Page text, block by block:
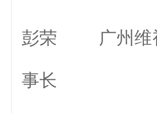
彭荣 广州维视
事长